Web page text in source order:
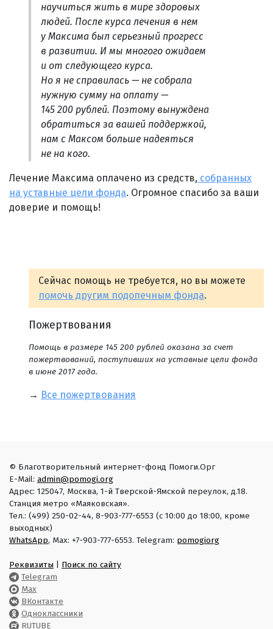
научиться жить в мире здоровых
людей. После курса лечения в нем
у Максима был серьезный прогресс
в развитии. И мы многого ожидаем
и от следующего курса.
Но я не справилась — не собрала
нужную сумму на оплату —
145 200 рублей. Поэтому вынуждена
обратиться за вашей поддержкой,
нам с Максом больше надеяться
не на кого.
Лечение Максима оплачено из средств, собранных
на уставные цели фонда. Огромное спасибо за ваши
доверие и помощь!
Сейчас помощь не требуется, но вы можете
помочь другим подопечным фонда.
Пожертвования
Помощь в размере 145 200 рублей оказана за счет
пожертвований, поступивших на уставные цели фонда
в июне 2017 года.
→ Все пожертвования
© Благотворительный интернет-фонд Помоги.Орг
E-Mail: admin@pomogi.org
Адрес: 125047, Москва, 1-й Тверской-Ямской переулок, д.18.
Станция метро «Маяковская».
Тел.: (499) 250-02-44, 8-903-777-6553 (с 10:00 до 18:00, кроме
выходных)
WhatsApp, Max: +7-903-777-6553. Telegram: pomogiorg
Реквизиты
Поиск по сайту
Telegram
Max
ВКонтакте
Одноклассники
RUTUBE